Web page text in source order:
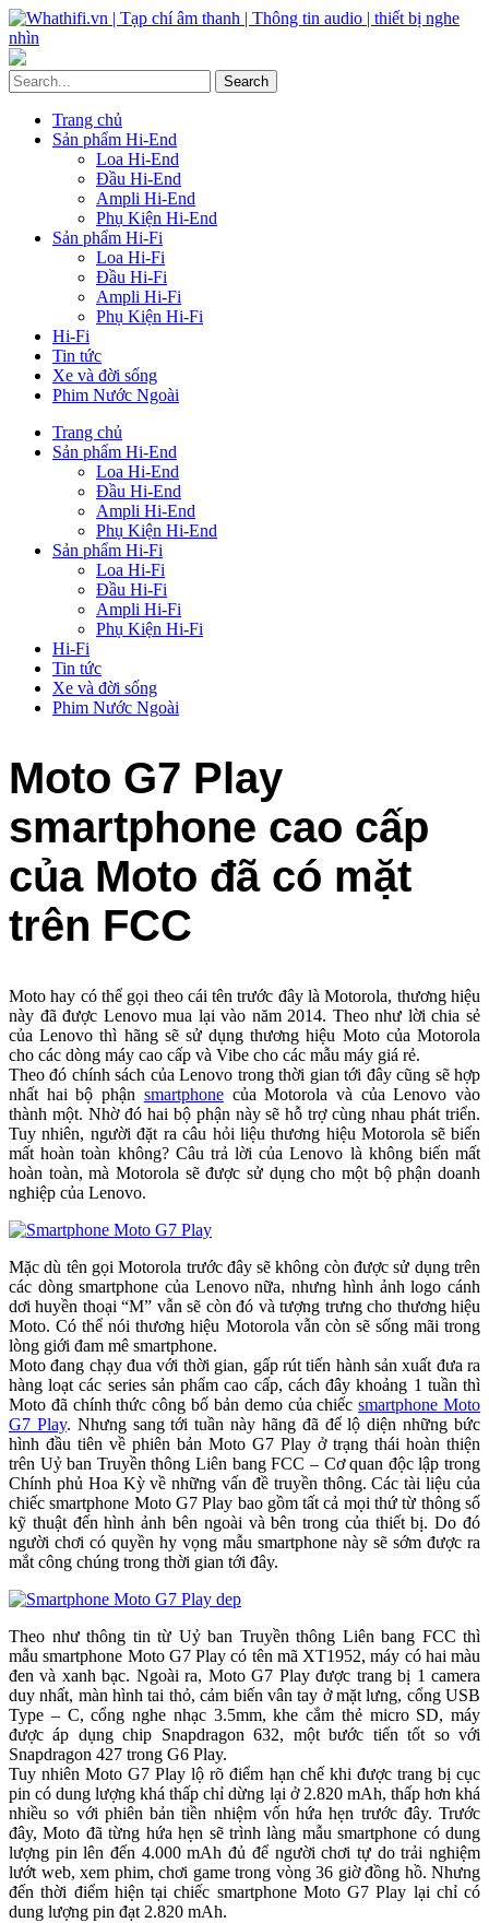
Trang chủ
Sản phẩm Hi-End
Loa Hi-End
Đầu Hi-End
Ampli Hi-End
Phụ Kiện Hi-End
Sản phẩm Hi-Fi
Loa Hi-Fi
Đầu Hi-Fi
Ampli Hi-Fi
Phụ Kiện Hi-Fi
Hi-Fi
Tin tức
Xe và đời sống
Phim Nước Ngoài
Trang chủ
Sản phẩm Hi-End
Loa Hi-End
Đầu Hi-End
Ampli Hi-End
Phụ Kiện Hi-End
Sản phẩm Hi-Fi
Loa Hi-Fi
Đầu Hi-Fi
Ampli Hi-Fi
Phụ Kiện Hi-Fi
Hi-Fi
Tin tức
Xe và đời sống
Phim Nước Ngoài
Moto G7 Play
smartphone cao cấp
của Moto đã có mặt
trên FCC
Moto hay có thể gọi theo cái tên trước đây là Motorola, thương hiệu
này đã được Lenovo mua lại vào năm 2014. Theo như lời chia sẻ
của Lenovo thì hãng sẽ sử dụng thương hiệu Moto của Motorola
cho các dòng máy cao cấp và Vibe cho các mẫu máy giá rẻ.
Theo đó chính sách của Lenovo trong thời gian tới đây cũng sẽ hợp
nhất hai bộ phận smartphonecủa Motorola và của Lenovo vào
thành một. Nhờ đó hai bộ phận này sẽ hỗ trợ cùng nhau phát triển.
Tuy nhiên, người đặt ra câu hỏi liệu thương hiệu Motorola sẽ biến
mất hoàn toàn không? Câu trả lời của Lenovo là không biến mất
hoàn toàn, mà Motorola sẽ được sử dụng cho một bộ phận doanh
nghiệp của Lenovo.
Mặc dù tên gọi Motorola trước đây sẽ không còn được sử dụng trên
các dòng smartphone của Lenovo nữa, nhưng hình ảnh logo cánh
dơi huyền thoại “M” vẫn sẽ còn đó và tượng trưng cho thương hiệu
Moto. Có thể nói thương hiệu Motorola vẫn còn sẽ sống mãi trong
lòng giới đam mê smartphone.
Moto đang chạy đua với thời gian, gấp rút tiến hành sản xuất đưa ra
hàng loạt các series sản phẩm cao cấp, cách đây khoảng 1 tuần thì
Moto đã chính thức công bố bản demo của chiếcsmartphone Moto
G7 Play. Nhưng sang tới tuần này hãng đã để lộ diện những bức
hình đầu tiên về phiên bản Moto G7 Play ở trạng thái hoàn thiện
trên Uỷ ban Truyền thông Liên bang FCC – Cơ quan độc lập trong
Chính phủ Hoa Kỳ về những vấn đề truyền thông. Các tài liệu của
chiếc smartphone Moto G7 Play bao gồm tất cả mọi thứ từ thông số
kỹ thuật đến hình ảnh bên ngoài và bên trong của thiết bị. Do đó
người chơi có quyền hy vọng mẫu smartphone này sẽ sớm được ra
mắt công chúng trong thời gian tới đây.
Theo như thông tin từ Uỷ ban Truyền thông Liên bang FCC thì
mẫu smartphone Moto G7 Play có tên mã XT1952, máy có hai màu
đen và xanh bạc. Ngoài ra, Moto G7 Play được trang bị 1 camera
duy nhất, màn hình tai thỏ, cảm biến vân tay ở mặt lưng, cổng USB
Type – C, cổng nghe nhạc 3.5mm, khe cắm thẻ micro SD, máy
được áp dụng chip Snapdragon 632, một bước tiến tốt so với
Snapdragon 427 trong G6 Play.
Tuy nhiên Moto G7 Play lộ rõ điểm hạn chế khi được trang bị cục
pin có dung lượng khá thấp chỉ dừng lại ở 2.820 mAh, thấp hơn khá
nhiều so với phiên bản tiền nhiệm vốn hứa hẹn trước đây. Trước
đây, Moto đã từng hứa hẹn sẽ trình làng mẫu smartphone có dung
lượng pin lên đến 4.000 mAh đủ để người chơi tự do trải nghiệm
lướt web, xem phim, chơi game trong vòng 36 giờ đồng hồ. Nhưng
đến thời điểm hiện tại chiếc smartphone Moto G7 Play lại chỉ có
dung lượng pin đạt 2.820 mAh.